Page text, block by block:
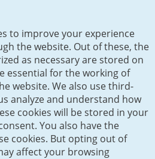
to improve your experience
the website. Out of these, the
as necessary are stored on
essential for the working of
website. We also use third-
analyze and understand how
cookies will be stored in your
You also have the
cookies. But opting out of
affect your browsing